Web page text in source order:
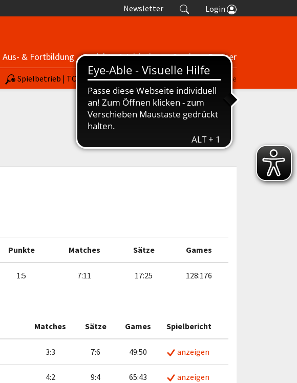
Newsletter Login
Aus- & Fortbildung Projekte & Initiativen Service Partner
Spielbetrieb | TORP nuScore Turniere Termine
Punkte Matches Sätze Games
1:5 7:11 17:25 128:176
Matches Sätze Games Spielbericht
3:3 7:6 49:50 anzeigen
4:2 9:4 65:43 anzeigen